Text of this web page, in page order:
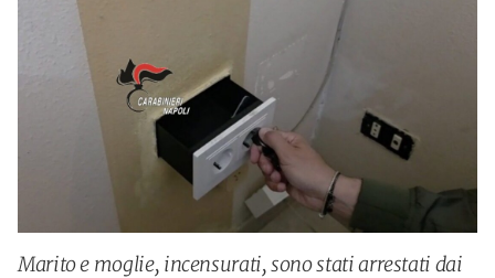
Marito e moglie, incensurati, sono stati arrestati dai